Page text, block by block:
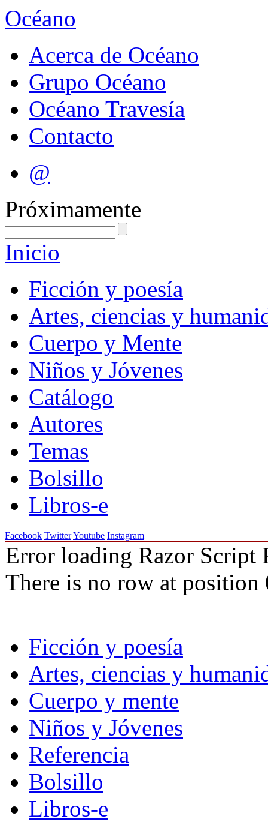
Océano
Acerca de Océano
Grupo Océano
Océano Travesía
Contacto
@
Próximamente
Inicio
Ficción y poesía
Artes, ciencias y
Cuerpo y Mente
Niños y Jóvenes
Catálogo
Autores
Temas
Bolsillo
Libros-e
Facebook TwitterYoutube Instagram
Error loading Razor Script
There is no row at position
Ficción y poesía
Artes, ciencias y
Cuerpo y mente
Niños y Jóvenes
Referencia
Bolsillo
Libros-e